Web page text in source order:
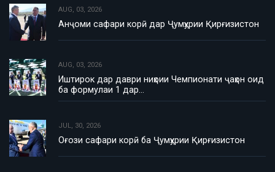
AUG, 03, 2026
Анҷоми сафари корӣ дар Ҷумҳурии Қирғизистон
AUG, 03, 2026
Иштирок дар даври ниҳоии Чемпионати ҷаҳон оид
ба формулаи 1 дар…
JUL, 30, 2026
Оғози сафари корӣ ба Ҷумҳурии Қирғизистон